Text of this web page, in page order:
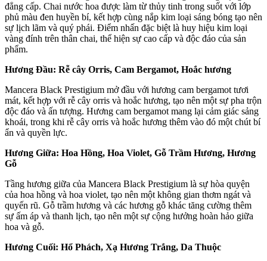
đẳng cấp. Chai nước hoa được làm từ thủy tinh trong suốt với lớp
phủ màu đen huyền bí, kết hợp cùng nắp kim loại sáng bóng tạo nên
sự lịch lãm và quý phái. Điểm nhấn đặc biệt là huy hiệu kim loại
vàng đính trên thân chai, thể hiện sự cao cấp và độc đáo của sản
phẩm.
Hương Đầu: Rễ cây Orris, Cam Bergamot, Hoắc hương
Mancera Black Prestigium mở đầu với hương cam bergamot tươi
mát, kết hợp với rễ cây orris và hoắc hương, tạo nên một sự pha trộn
độc đáo và ấn tượng. Hương cam bergamot mang lại cảm giác sảng
khoái, trong khi rễ cây orris và hoắc hương thêm vào đó một chút bí
ẩn và quyền lực.
Hương Giữa: Hoa Hồng, Hoa Violet, Gỗ Trầm Hương, Hương
Gỗ
Tầng hương giữa của Mancera Black Prestigium là sự hòa quyện
của hoa hồng và hoa violet, tạo nên một không gian thơm ngát và
quyến rũ. Gỗ trầm hương và các hương gỗ khác tăng cường thêm
sự ấm áp và thanh lịch, tạo nên một sự cộng hưởng hoàn hảo giữa
hoa và gỗ.
Hương Cuối: Hổ Phách, Xạ Hương Trắng, Da Thuộc